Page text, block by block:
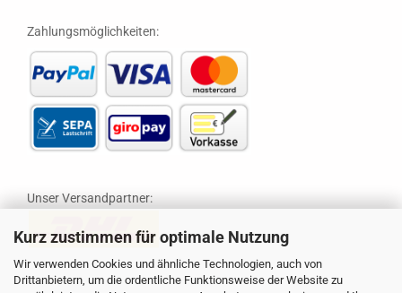
Kurz zustimmen für optimale Nutzung
Wir verwenden Cookies und ähnliche Technologien, auch von
Drittanbietern, um die ordentliche Funktionsweise der Website zu
Zahlungsmöglichkeiten:
Unser Versandpartner: